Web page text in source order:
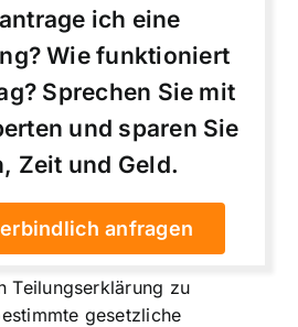
ich eine
Wie funktioniert
Sprechen Sie mit
und sparen Sie
Zeit und Geld.
anfragen
Teilungserklärung zu
gesetzliche